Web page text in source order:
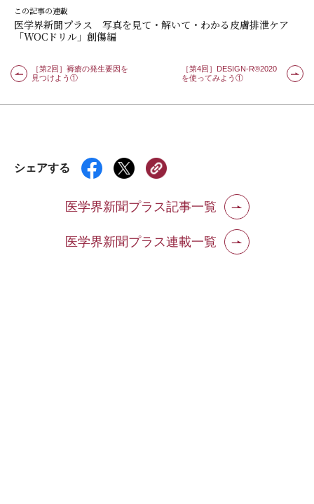
この記事の連載
医学界新聞プラス 写真を見て・解いて・わかる皮膚排泄ケア
「WOCドリル」創傷編
［第2回］褥瘡の発生要因を
見つけよう①
［第4回］DESIGN-R®2020
を使ってみよう①
シェアする
医学界新聞プラス記事一覧
医学界新聞プラス連載一覧